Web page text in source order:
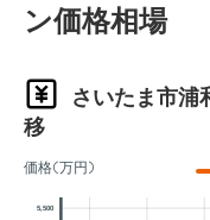
ン価格相場
さいたま市浦
移
価格(万円)
5,500